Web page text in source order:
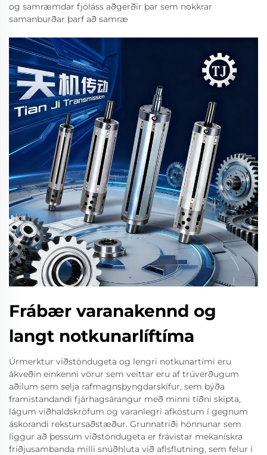
og samræmdar fjöláss aðgerðir þar sem nokkrar
samanburðar þarf að samræ
Frábær varanakennd og
langt notkunarlíftíma
Úrmerktur viðstöndugeta og lengri notkunartími eru
ákveðin einkenni vörur sem veittar eru af trúverðugum
aðilum sem selja rafmagnsþyngdarskífur, sem býða
framistandandi fjárhagsárangur með minni tíðni skipta,
lágum viðhaldskröfum og varanlegri afköstum í gegnum
áskorandi rekstursaðstæður. Grunnatriði hönnunar sem
liggur að þessum viðstöndugeta er frávistar mekanískra
friðjusambanda milli snúðhluta við aflsflutning, sem felur í